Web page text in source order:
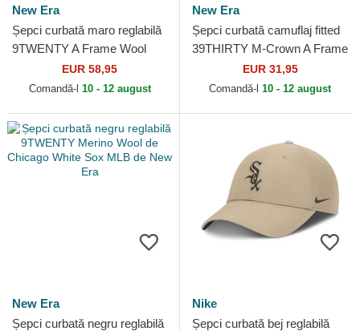
New Era
Șepci curbată maro reglabilă
9TWENTY A Frame Wool
Pinstripe de Chicago White
Sox MLB de New Era
EUR 58,95
Comandă-l 10 - 12 august
New Era
Șepci curbată camuflaj fitted
39THIRTY M-Crown A Frame
Realtree de Chicago White
Sox MLB de New Era
EUR 31,95
Comandă-l 10 - 12 august
New Era
Șepci curbată negru reglabilă
Nike
Șepci curbată bej reglabilă